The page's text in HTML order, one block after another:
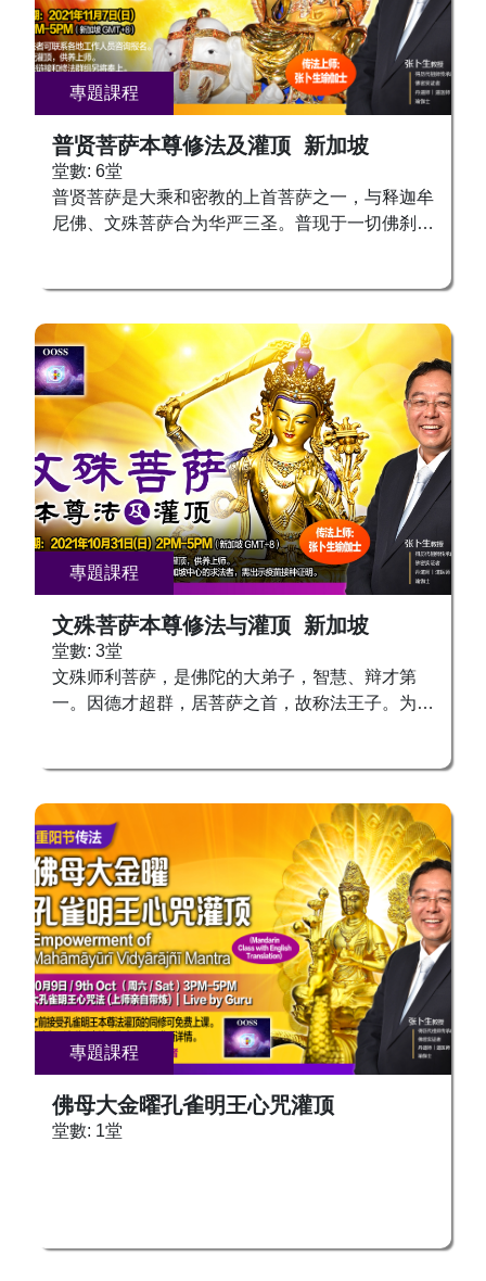
專題課程
普贤菩萨本尊修法及灌顶 新加坡
堂數: 6堂
普贤菩萨是大乘和密教的上首菩萨之一，与释迦牟
尼佛、文殊菩萨合为华严三圣。普现于一切佛刹，
高贵，不堕恶道，远离恶友，制服外道，成就微妙
色身，往生极乐世界等。 在汉传密教中，普贤菩
萨是秘密主！与金刚萨埵、金刚手菩萨是同体异
名。被称为一切如来之长子，代表一切如来之菩提
心。密教最为注重利益安乐一切众生。只有依靠毘
卢遮那佛自受用身所说内证自觉圣智法，以及大普
贤金刚萨埵他受用身智，才能在今生，遇到真正的
曼荼罗阿阇梨，阿阇黎以普贤三摩地，将金刚萨埵
引入弟子身中，让弟子速证无量三昧耶、无量陀罗
尼门。 普贤菩萨还有帮助众生消灾延命的法门。
众生若能如法修持与祈求，则不堕三恶道、增长寿
命，不遭夭死短命，远离恶梦、降头、恶鬼，等
等。而且能得到官位、财富，还可以求得聪明子
女。 欢迎大家踊跃报名，接受灌顶，成为本尊，
像普贤菩萨行愿第一，积聚福德资粮，助力功德圆
满，即身成佛！ 求法者可和各地工作人员联系。
询。 修法链接和修法群组将另外安排。 现场出席
热线： ☎️ 新加坡及其他国家：+65 8666
5557，+65 9388 1439 , +65 9146 4188 台湾：
+886 972 466 998 吉隆坡：+6017 8930090 槟
城：+6016 923 6090 香港：+852 98092618 普贤
菩萨是大乘和密教的上首菩萨之一，与释迦牟尼
佛、文殊菩萨合为华严三圣。普现于一切佛刹，救
护众生，是行菩萨道的典范。普贤菩萨广修十大行
愿，说十种三昧。代表着诸佛的定与行。修学菩萨
十愿，可以获得种种功德：除灭五无间业，出生高
贵，不堕恶道，远离恶友，制服外道，成就微妙色
是秘密主！与金刚萨埵、金刚手菩萨是同体异名。
被称为一切如来之长子，代表一切如来之菩提心。
專題課程
文殊菩萨本尊修法与灌顶 新加坡
堂數: 3堂
文殊师利菩萨，是佛陀的大弟子，智慧、辩才第
一。因德才超群，居菩萨之首，故称法王子。为佛
形为顶结五髻（代表大日如来的五智）、手持宝剑
（表示智慧之利）、坐骑为一狮子（表示智慧的威
猛）形。 《文殊师利般涅盘经》：“是文殊师利，
有无量神通、无量变现，不可具记。我今略说，为
未来世盲瞑众生。若有众生但闻文殊师利名，除却
十二亿劫生死之罪。若礼拜供养者，生生之处恒生
诸佛家，为文殊师利威神所护。是故众生，当勤系
念念文殊像。念文殊像法，先念琉璃像。念琉璃像
者，如上所说，一一观之皆令了了。＂ 持诵文殊
智慧咒，罪障消灭，获无尽辩才，所求世间、出世
间事悉得成就，离诸苦恼，五无间等一切罪障永尽
无余，证悟一切诸三昧门，获大闻持，成阿耨多罗
三藐三菩提。 文殊智慧咒（文殊菩萨心咒）： 嗡
啊惹 巴扎那谛 鼓励大家积极请法，接受灌顶，成
在报名时，向工作人员咨询。修法链接和修法群组
專題課程
佛母大金曜孔雀明王心咒灌顶
堂數: 1堂